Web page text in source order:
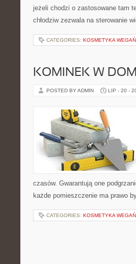
jeżeli chodzi o zastosowane tam
chłodziw zezwala na sterowanie
CATEGORIES: KOSMETYKA
KOMINEK W
POSTED BY ADMIN LIP - 20 -
czasów. Gwarantują one
każde pomieszczenie ma prawo
CATEGORIES: KOSMETYKA